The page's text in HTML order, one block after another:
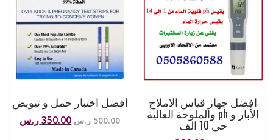
افضل جهاز قياس الاملاح
الأبار و ph والملوحة العالية
حى 10 الف
افضل اختبار حمل و تبويض
500.00 ر.س السعر
350.00ر.س